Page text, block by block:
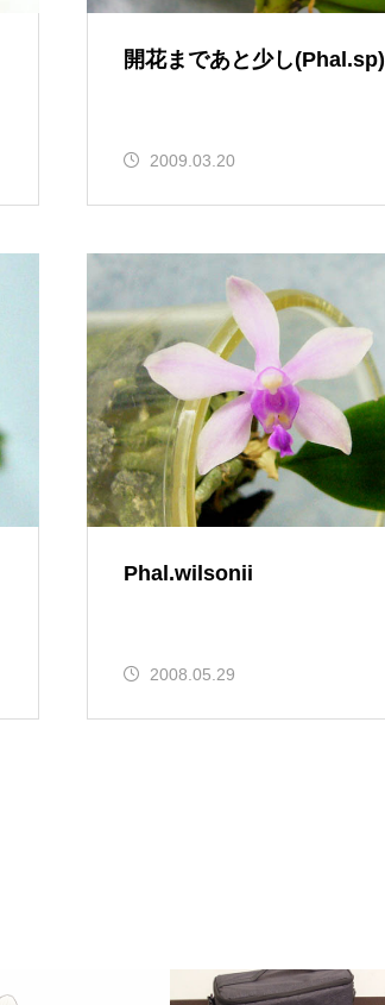
開花まであと少し(Phal.sp)
2009.03.20
Phal.wilsonii
2008.05.29